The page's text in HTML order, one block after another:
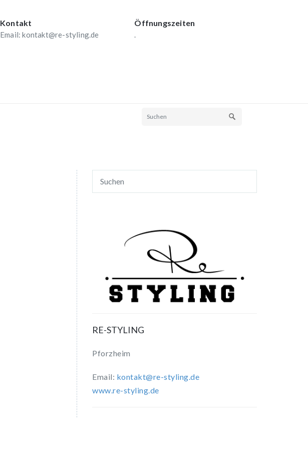
Kontakt
Email: kontakt@re-styling.de
Öffnungszeiten
.
RE-STYLING
Pforzheim
Email: kontakt@re-styling.de
www.re-styling.de